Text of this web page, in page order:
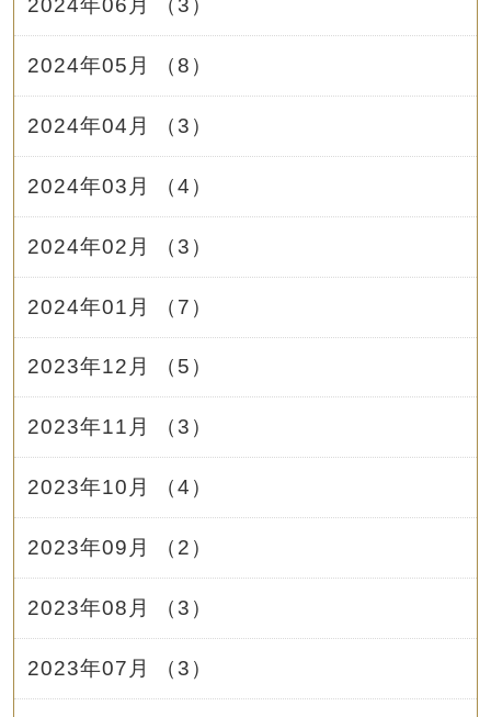
2024年06月 （3）
2024年05月 （8）
2024年04月 （3）
2024年03月 （4）
2024年02月 （3）
2024年01月 （7）
2023年12月 （5）
2023年11月 （3）
2023年10月 （4）
2023年09月 （2）
2023年08月 （3）
2023年07月 （3）